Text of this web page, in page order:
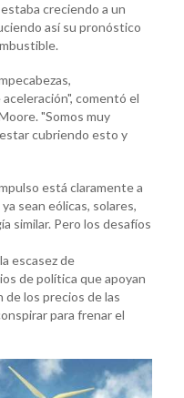
creciendo a un
así su pronóstico
comentó el
"Somos muy
cubriendo esto y
está claramente a
sean eólicas, solares,
similar. Pero los desafíos
escasez de
de política que apoyan
de los precios de las
para frenar el